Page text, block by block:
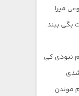
میرا
بگی ببند
نبودی کی
موندن